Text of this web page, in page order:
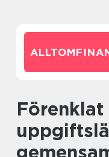
Förenklat